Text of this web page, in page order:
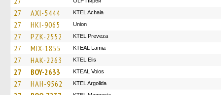
27 AXI-5444 KTEL Achaia
27 HKI-9065 Union
27 PZK-2552 KTEL Preveza
27 MIX-1855 KTEAL Lamia
27 HAK-2263 KTEL Elis
27 BOY-2633 KTEAL Volos
27 HAH-9562 KTEL Argolida